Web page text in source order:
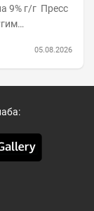
г Пресс
05.08.2026